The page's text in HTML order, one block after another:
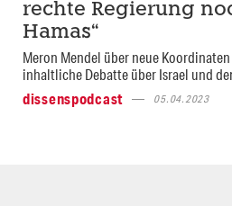
rechte Regierung
Hamas“
Meron Mendel über neue
inhaltliche Debatte über Israel und
dissenspodcast
05.04.2023